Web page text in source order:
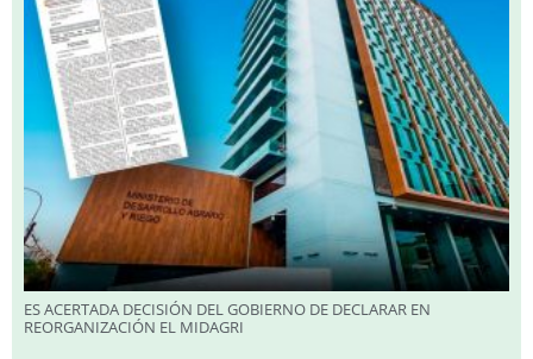
ES ACERTADA DECISIÓN DEL GOBIERNO DE DECLARAR EN
REORGANIZACIÓN EL MIDAGRI